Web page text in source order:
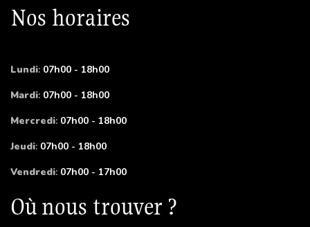
Nos horaires
Lundi: 07h00 - 18h00
Mardi: 07h00 - 18h00
Mercredi: 07h00 - 18h00
Jeudi: 07h00 - 18h00
Vendredi: 07h00 - 17h00
Où nous trouver ?